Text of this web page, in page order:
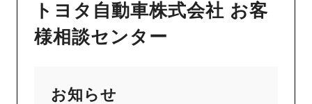
トヨタ自動車株式会社 お客
様相談センター
お知らせ